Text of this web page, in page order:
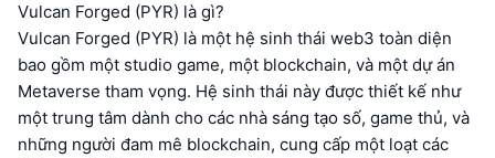
Vulcan Forged (PYR) là gì?
Vulcan Forged (PYR) là một hệ sinh thái web3 toàn diện
bao gồm một studio game, một blockchain, và một dự án
Metaverse tham vọng. Hệ sinh thái này được thiết kế như
một trung tâm dành cho các nhà sáng tạo số, game thủ, và
những người đam mê blockchain, cung cấp một loạt các